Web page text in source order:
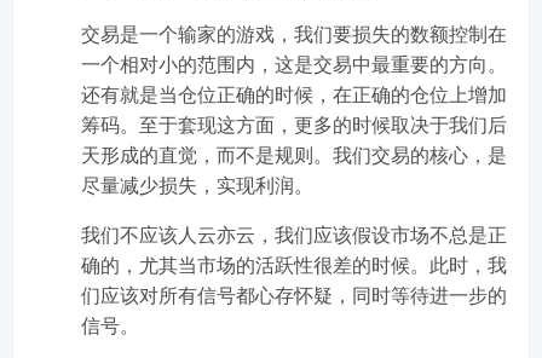
交易是一个输家的游戏，我们要损失的数额控制在
一个相对小的范围内，这是交易中最重要的方向。
还有就是当仓位正确的时候，在正确的仓位上增加
筹码。至于套现这方面，更多的时候取决于我们后
天形成的直觉，而不是规则。我们交易的核心，是
尽量减少损失，实现利润。
我们不应该人云亦云，我们应该假设市场不总是正
确的，尤其当市场的活跃性很差的时候。此时，我
们应该对所有信号都心存怀疑，同时等待进一步的
信号。